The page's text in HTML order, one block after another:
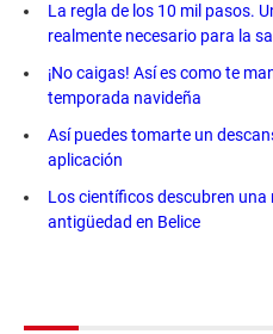
La regla de los 10 mil pasos.
realmente necesario para la
¡No caigas! Así es como te
temporada navideña
Así puedes tomarte un
aplicación
Los científicos descubren una
antigüedad en Belice